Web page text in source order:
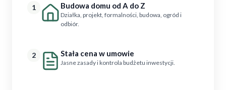
1 Budowa domu od A do Z
Działka, projekt, formalności, budowa, ogród i
odbiór.
2 Stała cena w umowie
Jasne zasady i kontrola budżetu inwestycji.